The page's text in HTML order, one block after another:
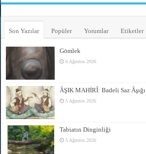
Son Yazılar Popüler Yorumlar Etiketler
Gömlek
6 Ağustos 2026
ÂŞIK MAHİRÎ: Badeli Saz Âşığı
5 Ağustos 2026
Tabiatın Dinginliği
5 Ağustos 2026